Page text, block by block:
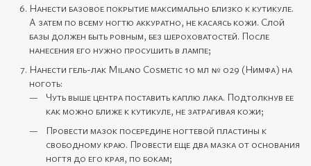
Нанести базовое покрытие максимально близко к кутикуле.
А затем по всему ногтю аккуратно, не касаясь кожи. Слой
базы должен быть ровным, без шероховатостей. После
нанесения его нужно просушить в лампе;
Нанести гель-лак Milano Cosmetic 10 мл № 029 (Нимфа) на
ноготь:
Чуть выше центра поставить каплю лака. Подтолкнув ее
как можно ближе к кутикуле, не затрагивая кожи;
Провести мазок посередине ногтевой пластины к
свободному краю. Провести еще два мазка от основания
ногтя до его края, по бокам;